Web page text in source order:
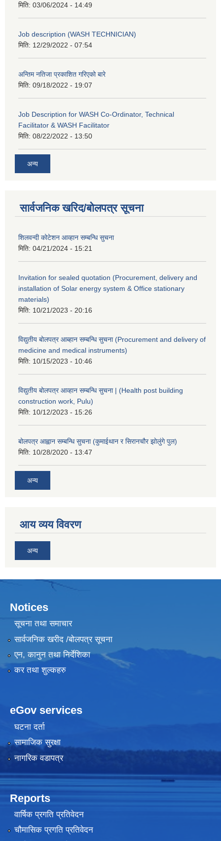
मिति: 03/06/2024 - 14:49
Job description (WASH TECHNICIAN)
मिति: 12/29/2022 - 07:54
अन्तिम नतिजा प्रकाशित गरिएको बारे
मिति: 09/18/2022 - 19:07
Job Description for WASH Co-Ordinator, Technical
Facilitator & WASH Facilitator
मिति: 08/22/2022 - 13:50
अन्य
सार्वजनिक खरिद/बोलपत्र सूचना
शिलवन्दी कोटेशन आव्हान सम्बन्धि सुचना
मिति: 04/21/2024 - 15:21
Invitation for sealed quotation (Procurement, delivery and
installation of Solar energy system & Office stationary
materials)
मिति: 10/21/2023 - 20:16
विद्युतीय बोलपत्र आब्हान सम्बन्धि सुचना (Procurement and delivery of
medicine and medical instruments)
मिति: 10/15/2023 - 10:46
विद्युतीय बोलपत्र आव्हान सम्बन्धि सुचना | (Health post building
construction work, Pulu)
मिति: 10/12/2023 - 15:26
बोलपत्र आह्वान सम्बन्धि सुचना (कुमाईथान र सिरानचौर झोलुंगे पुल)
मिति: 10/28/2020 - 13:47
अन्य
आय व्यय विवरण
अन्य
Notices
सूचना तथा समाचार
सार्वजनिक खरीद /बोलपत्र सूचना
एन, कानुन तथा निर्देशिका
कर तथा शुल्कहरु
eGov services
घटना दर्ता
सामाजिक सुरक्षा
नागरिक वडापत्र
Reports
वार्षिक प्रगति प्रतिवेदन
चौमासिक प्रगति प्रतिवेदन